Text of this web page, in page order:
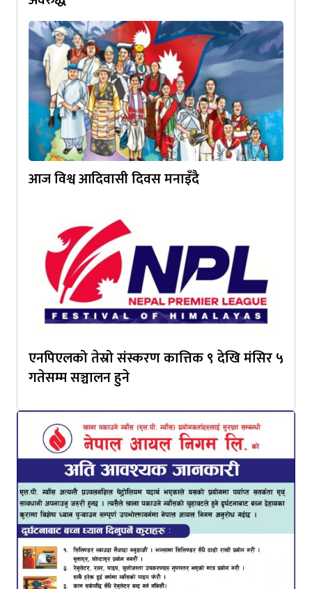
आज विश्व आदिवासी दिवस मनाइँदै
एनपिएलको तेस्रो संस्करण कात्तिक ९ देखि मंसिर ५
गतेसम्म सञ्चालन हुने